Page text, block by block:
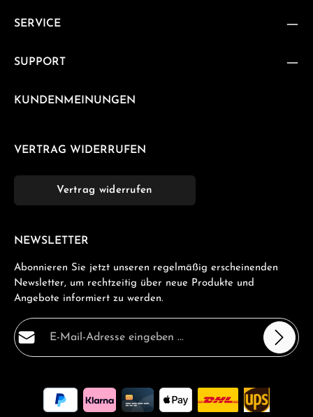
SERVICE
SUPPORT
KUNDENMEINUNGEN
VERTRAG WIDERRUFEN
Vertrag widerrufen
NEWSLETTER
Abonnieren Sie jetzt unseren regelmäßig erscheinenden
Newsletter, um rechtzeitig über neue Produkte und
Angebote informiert zu werden.
E-Mail-Adresse*
Ich habe die
Datenschutzbestimmungen
zur Kenntnis
genommen und dieAGBgelesen und bin mit ihnen
Pflichtfelder.